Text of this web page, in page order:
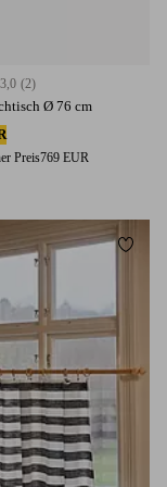
Ø 76 cm
Preis769 EUR
auf 2 Bewertungen
3,0 (2)
Zu